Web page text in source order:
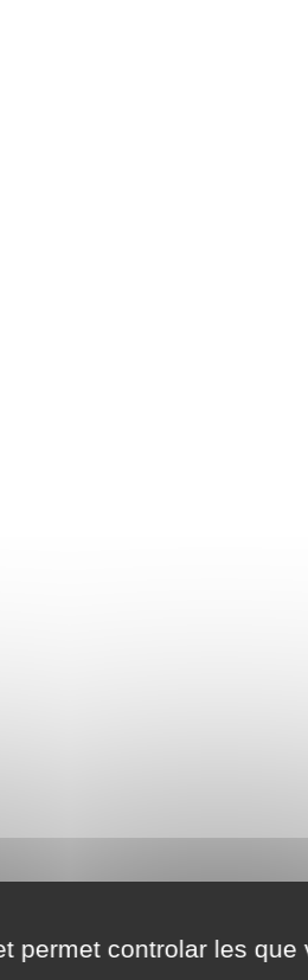
permet controlar les que